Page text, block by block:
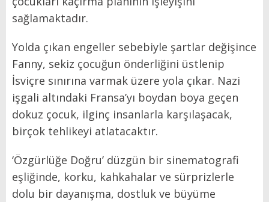
sağlamaktadır.
Yolda çıkan engeller sebebiyle şartlar değişince
Fanny, sekiz çocuğun önderliğini üstlenip
İsviçre sınırına varmak üzere yola çıkar. Nazi
işgali altındaki Fransa’yı boydan boya geçen
dokuz çocuk, ilginç insanlarla karşılaşacak,
birçok tehlikeyi atlatacaktır.
‘Özgürlüğe Doğru’ düzgün bir sinematografi
eşliğinde, korku, kahkahalar ve sürprizlerle
dolu bir dayanışma, dostluk ve büyüme